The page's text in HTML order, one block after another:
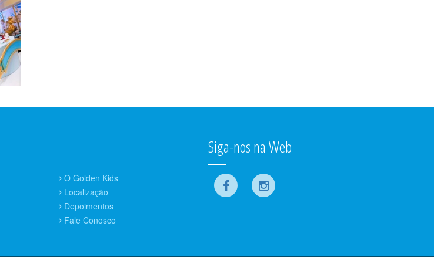
O Golden Kids
Localização
Depoimentos
Fale Conosco
Siga-nos na Web